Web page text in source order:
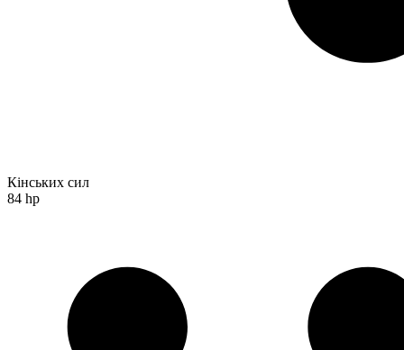
Кінських сил
84 hp